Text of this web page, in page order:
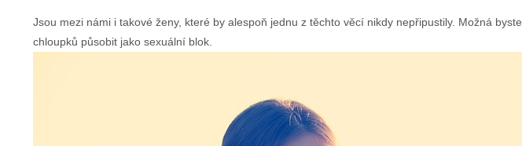
Jsou mezi námi i takové ženy, které by alespoň jednu z těchto věcí nikdy nepřipustily. Možná
chloupků působit jako sexuální blok.